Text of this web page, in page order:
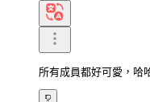
所有成員都好可愛，哈